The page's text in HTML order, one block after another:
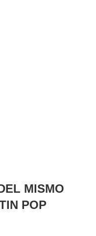
MISMO
POP